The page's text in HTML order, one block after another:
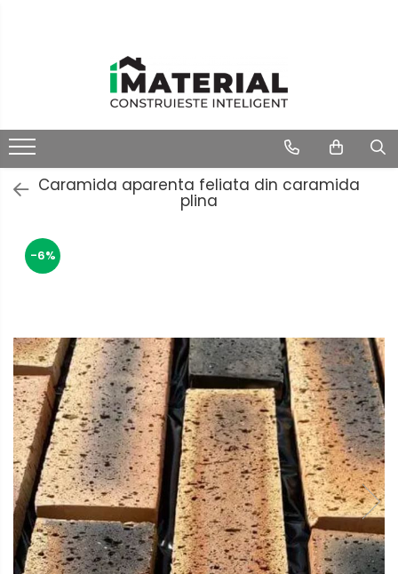
Caramida aparenta feliata din caramida
plina
-6%